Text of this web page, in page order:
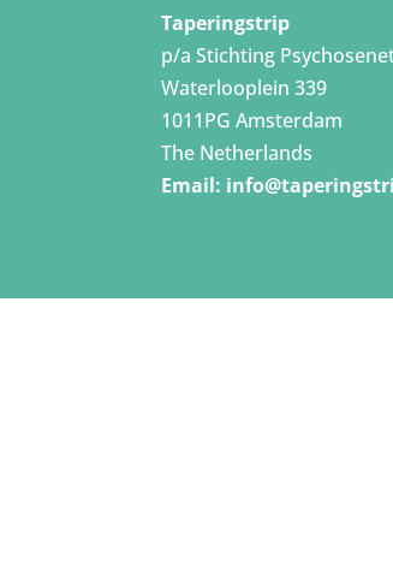
Taperingstrip
p/a Stichting
Waterlooplein 339
1011PG Amsterdam
The Netherlands
Email: